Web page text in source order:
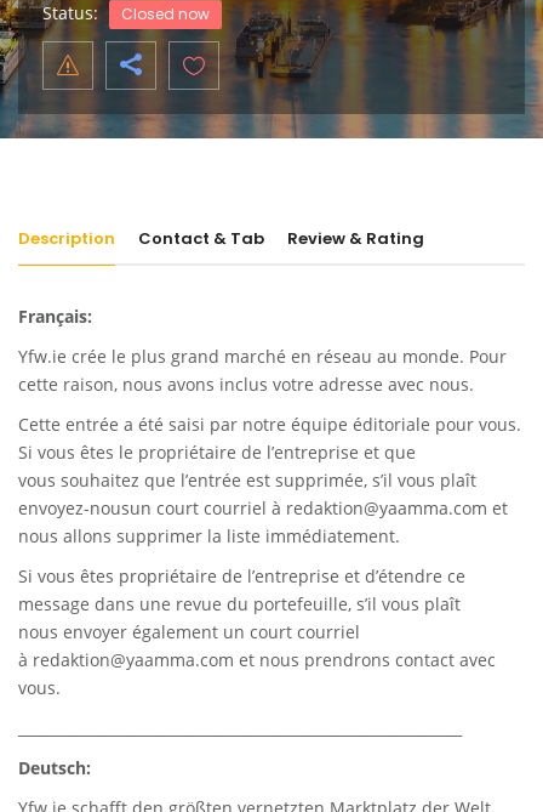
Status Closed now
Description Contact & Tab Review & Rating
Français:
Yfw.ie crée le plus grand marché en réseau au monde. Pour
cette raison, nous avons inclus votre adresse avec nous.
Cette entrée a été saisi par notre équipe éditoriale pour vous.
Si vous êtes le propriétaire de l’entreprise et que
vous souhaitez que l’entrée est supprimée, s’il vous plaît
envoyez-nousun court courriel à redaktion@yaamma.com et
nous allons supprimer la liste immédiatement.
Si vous êtes propriétaire de l’entreprise et d’étendre ce
message dans une revue du portefeuille, s’il vous plaît
nous envoyer également un court courriel
à redaktion@yaamma.com et nous prendrons contact avec
vous.
Deutsch: